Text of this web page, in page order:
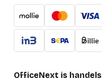
OfficeNext is